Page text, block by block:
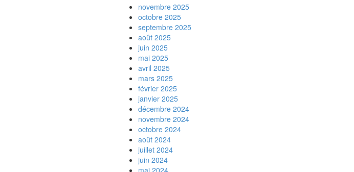
novembre 2025
octobre 2025
septembre 2025
août 2025
juin 2025
mai 2025
avril 2025
mars 2025
février 2025
janvier 2025
décembre 2024
novembre 2024
octobre 2024
août 2024
juillet 2024
juin 2024
mai 2024